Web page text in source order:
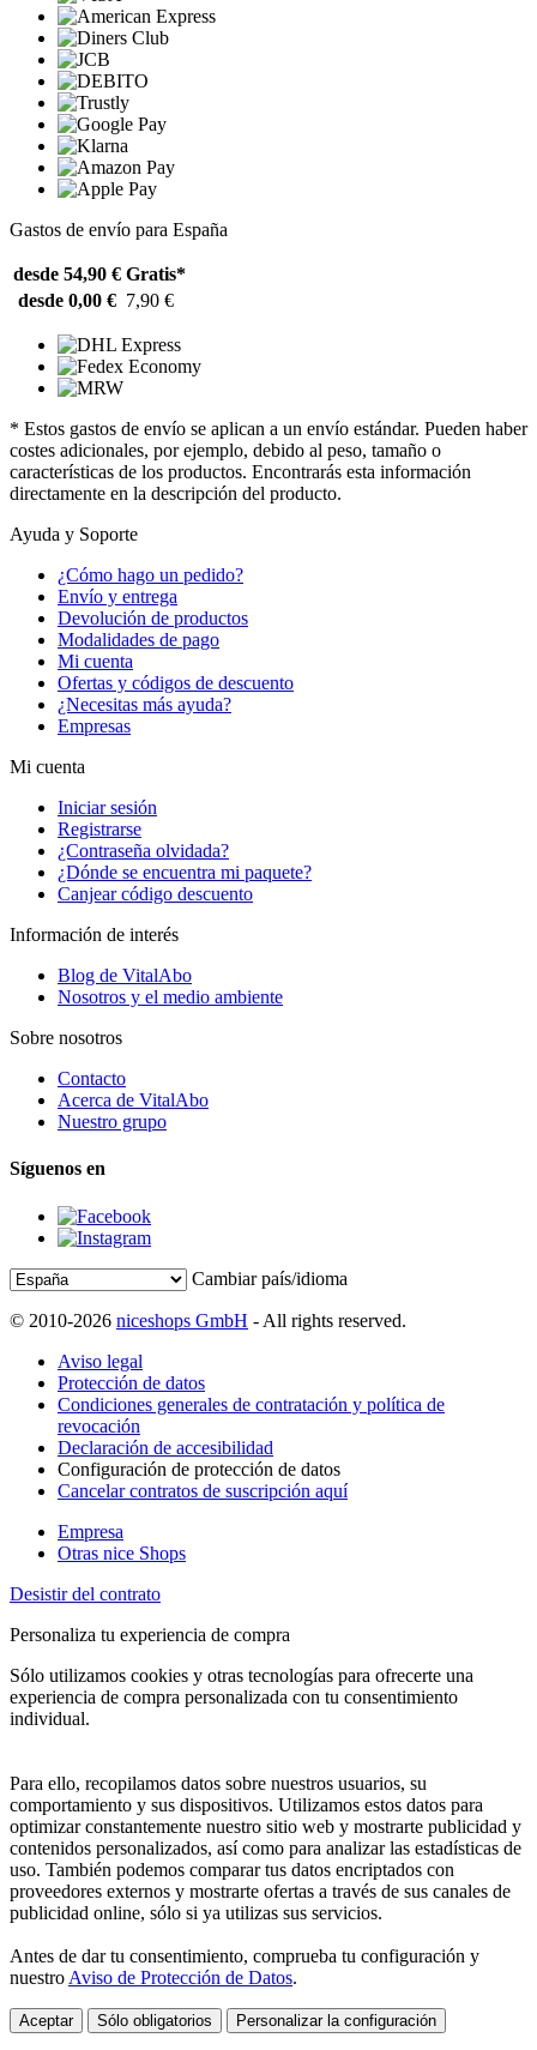
Gastos de envío para España
desde 54,90 € Gratis*
desde 0,00 € 7,90 €
* Estos gastos de envío se aplican a un envío estándar. Pueden haber
costes adicionales, por ejemplo, debido al peso, tamaño o
características de los productos. Encontrarás esta información
directamente en la descripción del producto.
Ayuda y Soporte
¿Cómo hago un pedido?
Envío y entrega
Devolución de productos
Modalidades de pago
Mi cuenta
Ofertas y códigos de descuento
¿Necesitas más ayuda?
Empresas
Mi cuenta
Iniciar sesión
Registrarse
¿Contraseña olvidada?
¿Dónde se encuentra mi paquete?
Canjear código descuento
Información de interés
Blog de VitalAbo
Nosotros y el medio ambiente
Sobre nosotros
Contacto
Acerca de VitalAbo
Nuestro grupo
Síguenos en
Cambiar país/idioma
© 2010-2026 niceshops GmbH - All rights reserved.
Aviso legal
Protección de datos
Condiciones generales de contratación y política de
revocación
Declaración de accesibilidad
Configuración de protección de datos
Cancelar contratos de suscripción aquí
Empresa
Otras nice Shops
Desistir del contrato
Personaliza tu experiencia de compra
Sólo utilizamos cookies y otras tecnologías para ofrecerte una
experiencia de compra personalizada con tu consentimiento
individual.
Para ello, recopilamos datos sobre nuestros usuarios, su
comportamiento y sus dispositivos. Utilizamos estos datos para
optimizar constantemente nuestro sitio web y mostrarte publicidad y
contenidos personalizados, así como para analizar las estadísticas de
uso. También podemos comparar tus datos encriptados con
proveedores externos y mostrarte ofertas a través de sus canales de
publicidad online, sólo si ya utilizas sus servicios.
Antes de dar tu consentimiento, comprueba tu configuración y
nuestro Aviso de Protección de Datos.
Aceptar Sólo obligatorios Personalizar la configuración